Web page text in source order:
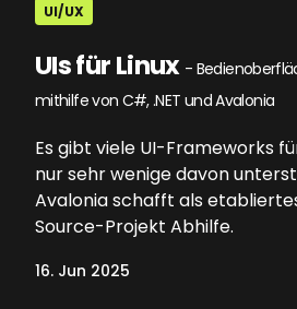
UI/UX
UIs für Linux -
mithilfe von C#, .NET und Avalonia
Es gibt viele UI-Frameworks
nur sehr wenige davon
Avalonia schafft als
Source-Projekt Abhilfe.
16. Jun 2025